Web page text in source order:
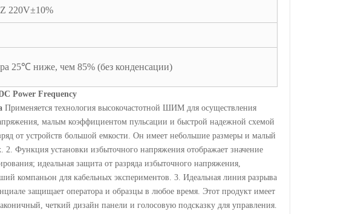
220V±10%
25℃ ниже, чем 85% (без конденсации)
Power Frequency
Применяется технология высокочастотной ШИМ для осуществления
малым коэффициентом пульсации и быстрой надежной схемой
от устройств большой емкости. Он имеет небольшие размеры и малый
2. Функция установки избыточного напряжения отображает значение
идеальная защита от разряда избыточного напряжения,
компаньон для кабельных экспериментов. 3. Идеальная линия разрыва
защищает оператора и образцы в любое время. Этот продукт имеет
четкий дизайн панели и голосовую подсказку для управления.